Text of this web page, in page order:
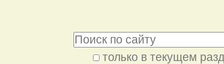
содержимому.
только в текущем